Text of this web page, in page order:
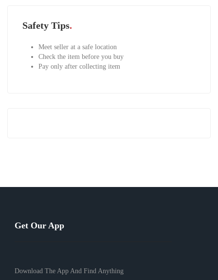
Safety Tips
Meet seller at a safe location
Check the item before you buy
Pay only after collecting item
Get Our App
Download The App And Find Anything